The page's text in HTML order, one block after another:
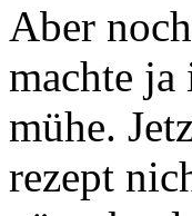
Aber
machte ja
mühe.
rezept